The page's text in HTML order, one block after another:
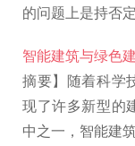
的问题上是持否
智能建筑与绿色
摘要】随着科学
现了许多新型的
中之一，智能建